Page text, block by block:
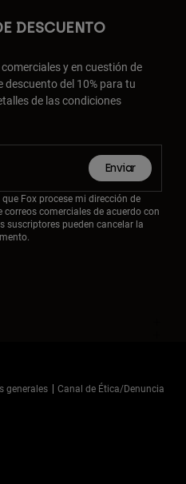
DESCUENTO
y en cuestión de
del 10% para tu
de las condiciones
Enviar
Fox procese mi dirección de
correos comerciales de acuerdo con
suscriptores pueden cancelar la
generales
Canal de Ética/Denuncia